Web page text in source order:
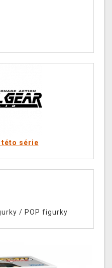
této série
/ POP figurky